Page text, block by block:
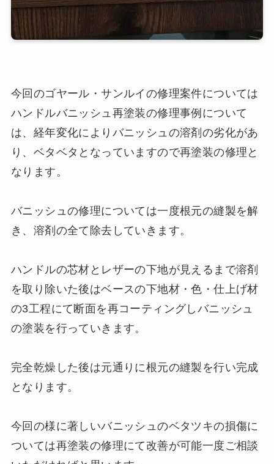
今回のゴヤール・サンルイの修理案件については
ハンドルバニッシュ再塗装の修理事例について
は、経年変化によりバニッシュの溶剤の劣化があ
り、ベタベタとなっていますので再塗装の修理と
なります。
バニッシュの修理については一度根元の縫製を解
き、溶剤の全て除去していきます。
ハンドルの芯材とレザーの下地が見えるまで溶剤
を取り除いた後はベースの下地材・色・仕上げ材
の3工程にて断面を再コーティングしバニッシュ
の塗装を行っていきます。
完全乾燥した後は元通りに根元の縫製を行い完成
となります。
今回の様に著しいバニッシュのベタツキの損傷に
ついては再塗装の修理にて改善が可能一度ご相談